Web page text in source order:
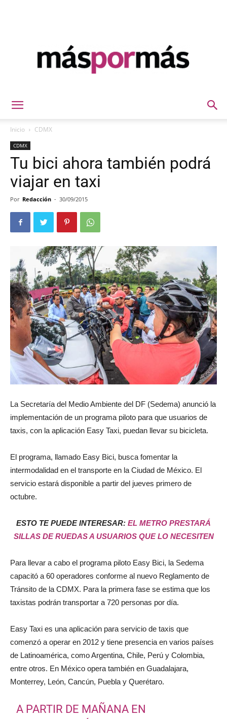
Inicio CDMX
CDMX
Tu bici ahora también podrá
viajar en taxi
Por Redacción - 30/09/2015
La Secretaría del Medio Ambiente del DF (Sedema) anunció la
implementación de un programa piloto para que usuarios de
taxis, con la aplicación Easy Taxi, puedan llevar su bicicleta.
El programa, llamado Easy Bici, busca fomentar la
intermodalidad en el transporte en la Ciudad de México. El
servicio estará disponible a partir del jueves primero de
octubre.
ESTO TE PUEDE INTERESAR: EL METRO PRESTARÁ
SILLAS DE RUEDAS A USUARIOS QUE LO NECESITEN
Para llevar a cabo el programa piloto Easy Bici, la Sedema
capacitó a 60 operadores conforme al nuevo Reglamento de
Tránsito de la CDMX. Para la primera fase se estima que los
taxistas podrán transportar a 720 personas por día.
Easy Taxi es una aplicación para servicio de taxis que
comenzó a operar en 2012 y tiene presencia en varios países
de Latinoamérica, como Argentina, Chile, Perú y Colombia,
entre otros. En México opera también en Guadalajara,
Monterrey, León, Cancún, Puebla y Querétaro.
A PARTIR DE MAÑANA EN